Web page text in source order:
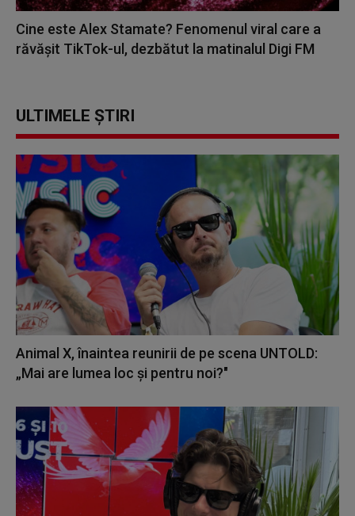
Cine este Alex Stamate? Fenomenul viral care a
răvășit TikTok-ul, dezbătut la matinalul Digi FM
ULTIMELE ȘTIRI
Animal X, înaintea reunirii de pe scena UNTOLD:
„Mai are lumea loc și pentru noi?"